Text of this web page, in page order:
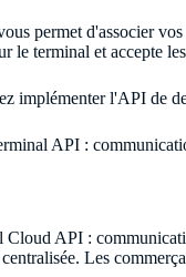
permet d'associer
le terminal et accepte
implémenter l'API de
API :
Cloud API :
Les